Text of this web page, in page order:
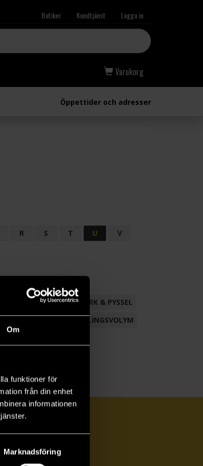
Om
funktioner för
från din enhet
informationen
Marknadsföring
Butiker Kundtjänst Logga in
Varukorg
Öppettider och adresser
R S T U
V
HANTVERK & PYSSEL
SAMLINGSVOLYM